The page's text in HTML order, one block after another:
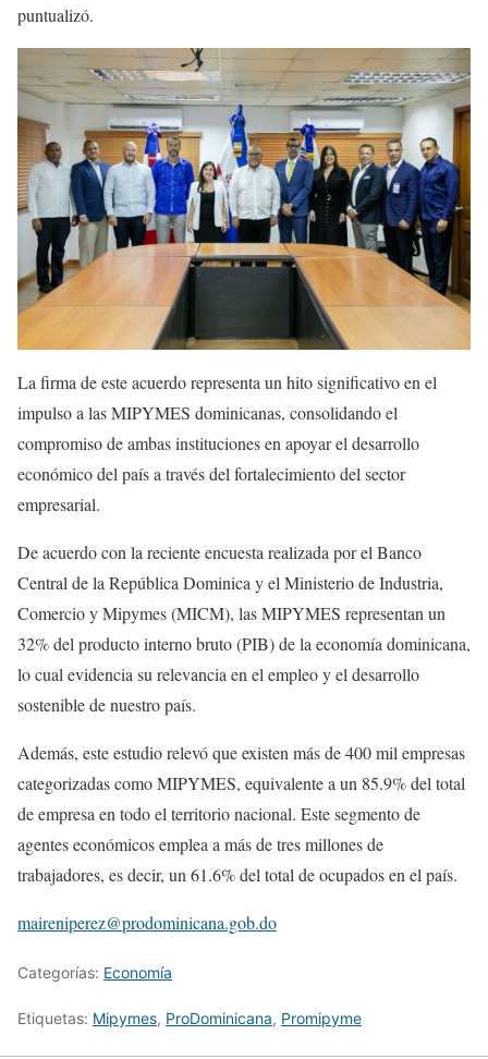
puntualizó.
La firma de este acuerdo representa un hito significativo en el
impulso a las MIPYMES dominicanas, consolidando el
compromiso de ambas instituciones en apoyar el desarrollo
económico del país a través del fortalecimiento del sector
empresarial.
De acuerdo con la reciente encuesta realizada por el Banco
Central de la República Dominica y el Ministerio de Industria,
Comercio y Mipymes (MICM), las MIPYMES representan un
32% del producto interno bruto (PIB) de la economía dominicana,
lo cual evidencia su relevancia en el empleo y el desarrollo
sostenible de nuestro país.
Además, este estudio relevó que existen más de 400 mil empresas
categorizadas como MIPYMES, equivalente a un 85.9% del total
de empresa en todo el territorio nacional. Este segmento de
agentes económicos emplea a más de tres millones de
trabajadores, es decir, un 61.6% del total de ocupados en el país.
maireniperez@prodominicana.gob.do
Categorías: Economía
Etiquetas: Mipymes, ProDominicana, Promipyme